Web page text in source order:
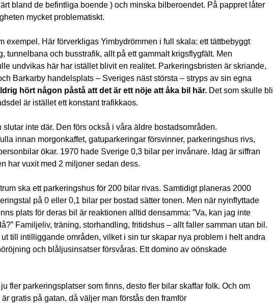
bland de befintliga boende ) och minska bilberoendet. På pappret låter
mycket problematiskt.
exempel. Här förverkligas Yimbydrömmen i full skala: ett tättbebyggt
tunnelbana och busstrafik, allt på ett gammalt krigsflygfält. Men
undvikas här har istället blivit en realitet. Parkeringsbristen är skriande,
Barkarby handelsplats – Sveriges näst största – stryps av sin egna
hört någon påstå att det är ett nöje att åka bil här. Det som skulle bli
är istället ett konstant trafikkaos.
slutar inte där. Den förs också i våra äldre bostadsområden.
innan morgonkaffet, gatuparkeringar försvinner, parkeringshus rivs,
ökar. 1970 hade Sverige 0,3 bilar per invånare. Idag är siffran
har vuxit med 2 miljoner sedan dess.
ska ett parkeringshus för 200 bilar rivas. Samtidigt planeras 2000
på 0 eller 0,1 bilar per bostad sätter tonen. Men när nyinflyttade
plats för deras bil är reaktionen alltid densamma: ”Va, kan jag inte
Familjeliv, träning, storhandling, fritidshus – allt faller samman utan bil.
till intilliggande områden, vilket i sin tur skapar nya problem i helt andra
och blåljusinsatser försvåras. Ett domino av oönskade
fler parkeringsplatser som finns, desto fler bilar skaffar folk. Och om
gratis på gatan, då väljer man förstås den framför